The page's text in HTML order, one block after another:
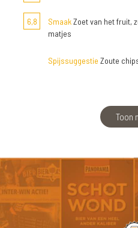
6,8 SmaakZoet van het fruit,
matjes
Spijssuggestie Zoute
Toon